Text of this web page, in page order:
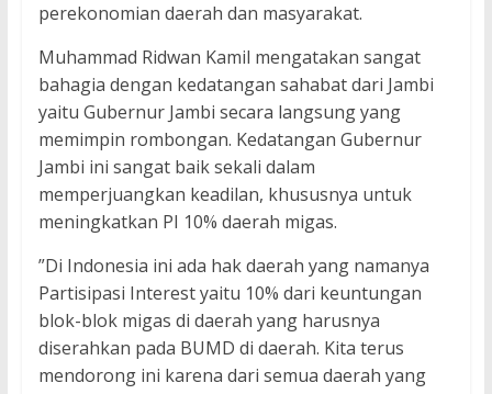
perekonomian daerah dan masyarakat.
Muhammad Ridwan Kamil mengatakan sangat
bahagia dengan kedatangan sahabat dari Jambi
yaitu Gubernur Jambi secara langsung yang
memimpin rombongan. Kedatangan Gubernur
Jambi ini sangat baik sekali dalam
memperjuangkan keadilan, khususnya untuk
meningkatkan PI 10% daerah migas.
”Di Indonesia ini ada hak daerah yang namanya
Partisipasi Interest yaitu 10% dari keuntungan
blok-blok migas di daerah yang harusnya
diserahkan pada BUMD di daerah. Kita terus
mendorong ini karena dari semua daerah yang